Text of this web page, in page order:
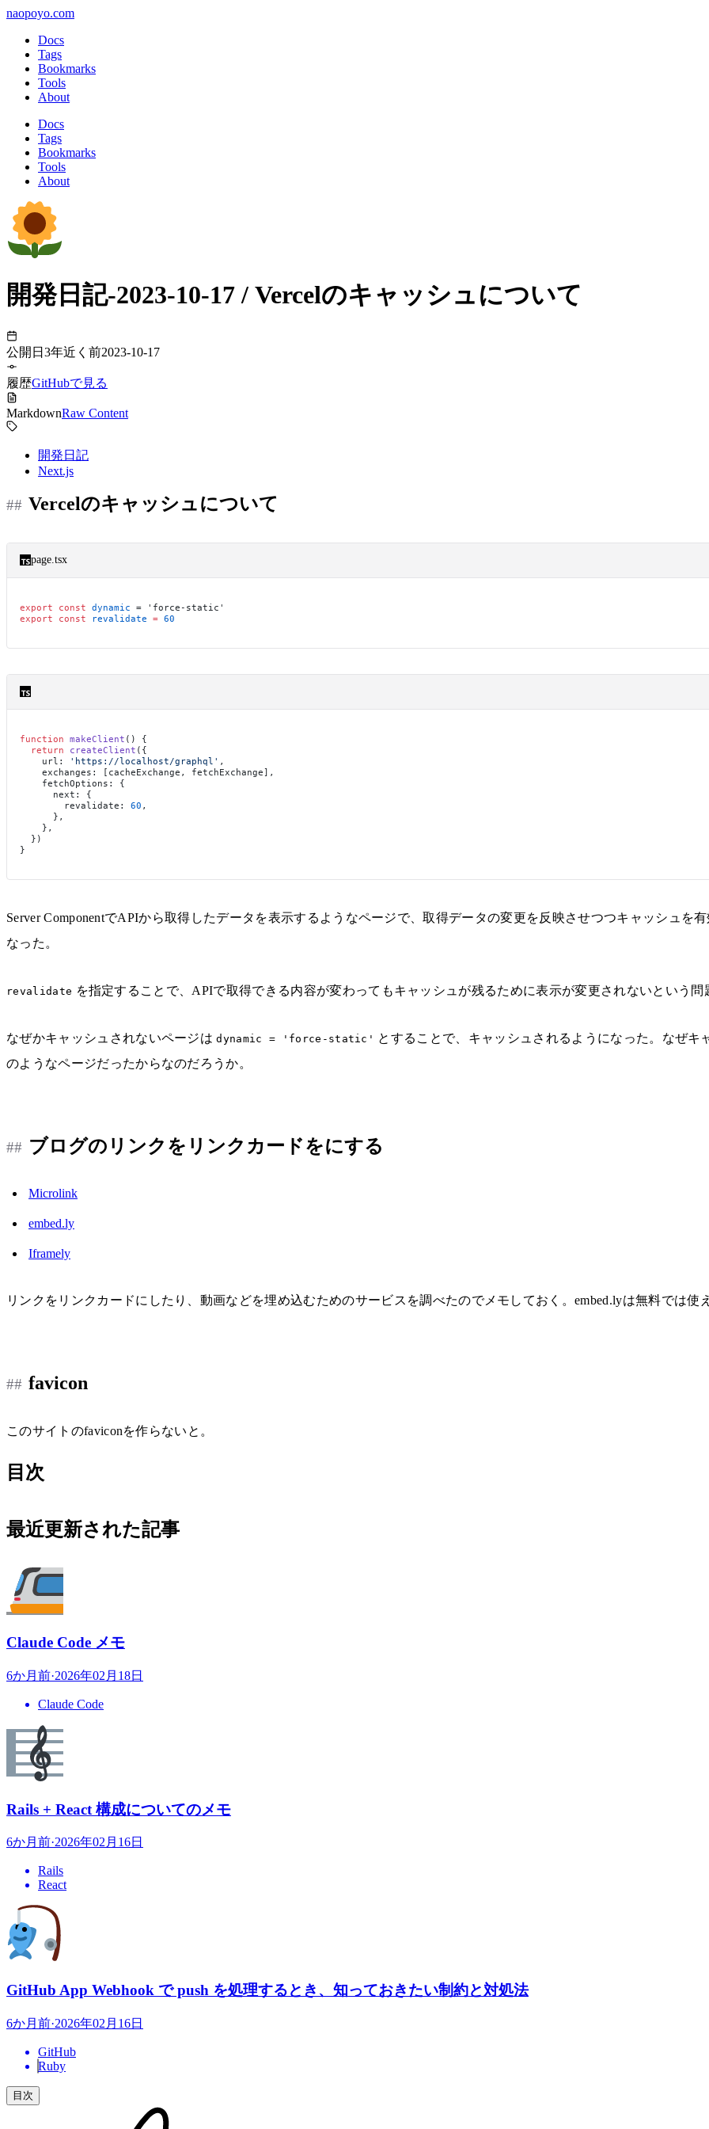
naopoyo.com
Docs
Tags
Bookmarks
Tools
About
Docs
Tags
Bookmarks
Tools
About
開発日記-2023-10-17 / Vercelのキャッシュについて
公開日 3年近く前2023-10-17
履歴GitHubで見る
MarkdownRaw Content
開発日記
Next.js
Vercelのキャッシュについて
page.tsx
export const dynamic = 'force-static'
export const revalidate = 60
function makeClient () {
  return
createClient ({
    url:
'https://localhost/graphql' ,
    exchanges: [cacheExchange, fetchExchange],
    fetchOptions: {
      next: {
        revalidate:
60 ,
      },
    },
  })
}
Server ComponentでAPIから取得したデータを表示するようなページで、取得データの変更を反映させつつキャッシュを
なった。
revalidate を指定することで、APIで取得できる内容が変わってもキャッシュが残るために表示が変更されないという問
なぜかキャッシュされないページはdynamic = 'force-static' とすることで、キャッシュされるようになった。なぜキ
のようなページだったからなのだろうか。
ブログのリンクをリンクカードをにする
Microlink
embed.ly
Iframely
リンクをリンクカードにしたり、動画などを埋め込むためのサービスを調べたのでメモしておく。embed.lyは無料では使
favicon
このサイトのfaviconを作らないと。
目次
最近更新された記事
Claude Code メモ
6か月前·2026年02月18日
Claude Code
Rails + React 構成についてのメモ
6か月前·2026年02月16日
Rails
React
GitHub App Webhook で push を処理するとき、知っておきたい制約と対処法
6か月前·2026年02月16日
GitHub
Ruby
目次